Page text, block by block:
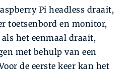
Pi headless draait,
toetsenbord en monitor,
het eenmaal draait,
met behulp van een
de eerste keer kan het